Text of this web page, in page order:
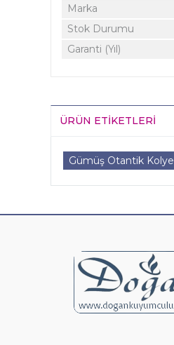
Marka
Stok Durumu
Garanti (Yıl)
ÜRÜN ETIKETLERI
Gümüş Otantik Kolye